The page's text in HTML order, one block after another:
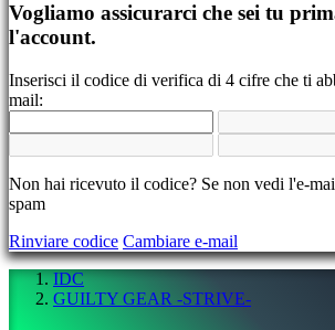
Cambia
lingua
AR
BS
DE
EL
EN
FI
FR
HR
Vogliamo assicurarci che sei tu
l'account.
Inserisci il codice di verifica di 4 cifre che ti
mail:
Non hai ricevuto il codice? Se non vedi l'e-
spam
Rinviare codice Cambiare e-mail
IDC
GUILTY GEAR -STRIVE-